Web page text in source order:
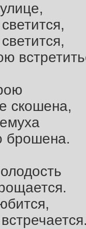
скошена,
брошена.